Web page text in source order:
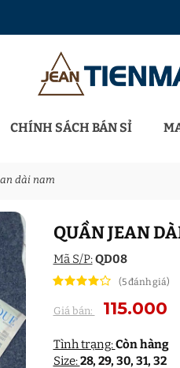
CHÍNH SÁCH BÁN SỈ
dài nam
QUẦN JEAN
Mã S/P:QD08
(5 đánh giá)
Giá bán: 115.000
Tình trạng:Còn hàng
Size:28, 29, 30, 31, 32